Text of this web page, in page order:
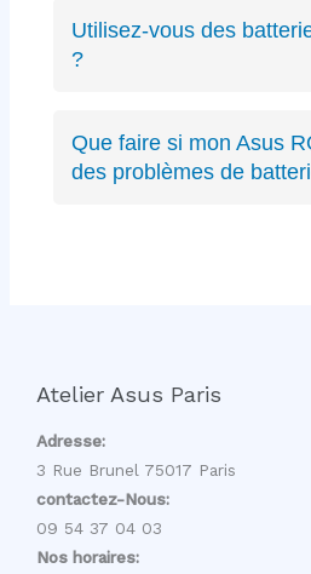
Zephyrus, TUF Gaming,
récents ou anciens.
Utilisez-vous des
?
équivalents certifiés aux
techniques et de qualité
Que faire si mon Asus
des problèmes de
Atelier Asus Paris
Adresse:
3 Rue Brunel 75017 Paris
contactez-Nous:
09 54 37 04 03
Nos horaires: